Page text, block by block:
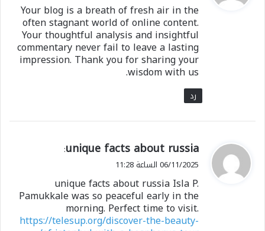
ل
Your blog is a breath of fresh air in the
often stagnant world of online content.
Your thoughtful analysis and insightful
commentary never fail to leave a lasting
impression. Thank you for sharing your
wisdom with us.
رد
ي
ق
ل
unique facts about russia
:
06/11/2025 الساعة 11:28
unique facts about russia Isla P.
Pamukkale was so peaceful early in the
morning. Perfect time to visit.
https://telesup.org/discover-the-beauty-